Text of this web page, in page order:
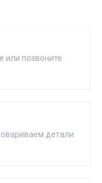
или позвоните
детали